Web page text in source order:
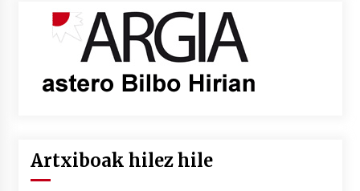
Artxiboak hilez hile